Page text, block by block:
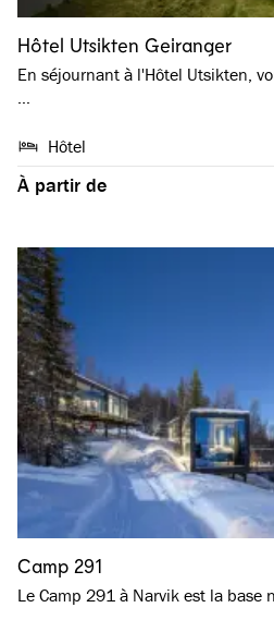
Hôtel Utsikten Geiranger
En séjournant à l'Hôtel Utsikten,
…
Hôtel
À partir de
Camp 291
Le Camp 291 à Narvik est la base